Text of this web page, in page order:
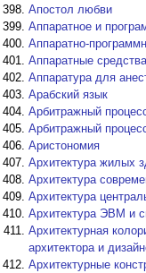
Апостол любви
Аппаратное и
Аппаратно-
Аппаратные
Аппаратура для
Арабский язык
Арбитражный
Арбитражный
Аристономия
Архитектура жилых
Архитектура
Архитектура
Архитектура ЭВМ и
Архитектурная
архитектора и
Архитектурные